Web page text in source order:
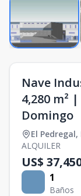
Nave
4,280 m²
Domingo
El Pedregal,
ALQUILER
US$
1
Baños